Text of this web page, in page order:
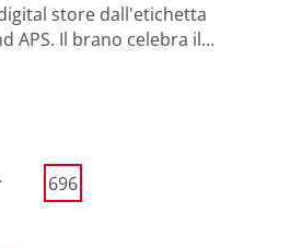
store dall'etichetta
APS. Il brano celebra il…
696